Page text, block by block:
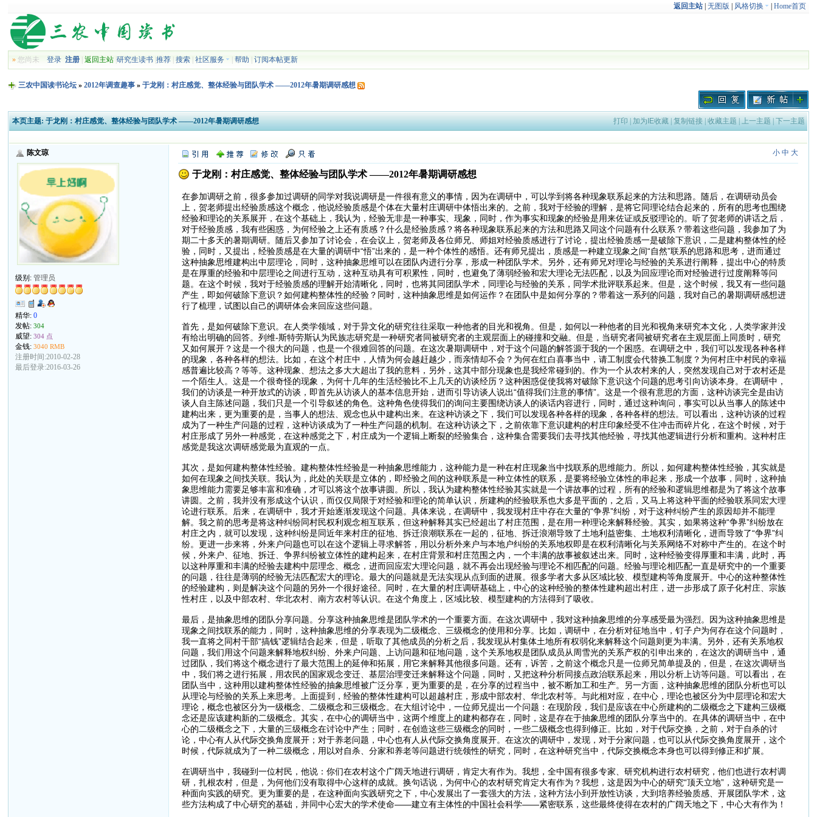
返回主站| 无图版 风格切换 Home首页
» 您尚未登录 注册 |返回主站 |研究生读书 |推荐 |搜索 |社区服务 |帮助 |订阅本帖更新
三农中国读书论坛 »2012年调查趣事 »于龙刚：村庄感觉、整体经验与团队学术 ——2012年暑期调研感想
本页主题: 于龙刚：村庄感觉、整体经验与团队学术 ——2012年暑期调研感想 打印 | 加为IE收藏| 复制链接| 收藏主题 | 上一主题 | 下一主题
陈文琼
级别:管理员
精华:0
发帖:304
威望:304 点
金钱:3040 RMB
注册时间:2010-02-28
最后登录:2016-03-26
小 中 大
于龙刚：村庄感觉、整体经验与团队学术 ——2012年暑期调研感想
在参加调研之前，很多参加过调研的同学对我说调研是一件很有意义的事情，因为在调研中，可以学到将各种现象联系起来的方法和思路。随后，在调研动员会
上，贺老师提出经验质感这个概念，他说经验质感是个体在大量村庄调研中体悟出来的。之前，我对于经验的理解，是将它同理论结合起来的，所有的思考也围绕
经验和理论的关系展开，在这个基础上，我认为，经验无非是一种事实、现象，同时，作为事实和现象的经验是用来佐证或反驳理论的。听了贺老师的讲话之后，
对于经验质感，我有些困惑，为何经验之上还有质感？什么是经验质感？将各种现象联系起来的方法和思路又同这个问题有什么联系？带着这些问题，我参加了为
期二十多天的暑期调研。随后又参加了讨论会，在会议上，贺老师及各位师兄、师姐对经验质感进行了讨论，提出经验质感一是破除下意识，二是建构整体性的经
验，同时，又提出，经验质感是在大量的调研中“悟”出来的，是一种个体性的感悟。还有师兄提出，质感是一种建立现象之间“自然”联系的思路和思考，进而通过
这种抽象思维建构出中层理论，同时，这种抽象思维可以在团队内进行分享，形成一种团队学术。另外，还有师兄对理论与经验的关系进行阐释，提出中心的特质
是在厚重的经验和中层理论之间进行互动，这种互动具有可积累性，同时，也避免了薄弱经验和宏大理论无法匹配，以及为回应理论而对经验进行过度阐释等问
题。在这个时候，我对于经验质感的理解开始清晰化，同时，也将其同团队学术，同理论与经验的关系，同学术批评联系起来。但是，这个时候，我又有一些问题
产生，即如何破除下意识？如何建构整体性的经验？同时，这种抽象思维是如何运作？在团队中是如何分享的？带着这一系列的问题，我对自己的暑期调研感想进
行了梳理，试图以自己的调研体会来回应这些问题。
首先，是如何破除下意识。在人类学领域，对于异文化的研究往往采取一种他者的目光和视角。但是，如何以一种他者的目光和视角来研究本文化，人类学家并没
有给出明确的回答。列维-斯特劳斯认为民族志研究是一种研究者同被研究者的主观层面上的碰撞和交融。但是，当研究者同被研究者在主观层面上同质时，研究
又如何展开？这是一个很大的问题，也是一个很难回答的问题。在这次暑期调研中，对于这个问题的解答源于我的一个困惑。在调研之中，我们可以发现各种各样
的现象，各种各样的想法。比如，在这个村庄中，人情为何会越赶越少，而亲情却不会？为何在红白喜事当中，请工制度会代替换工制度？为何村庄中村民的幸福
感普遍比较高？等等。这种现象、想法之多大大超出了我的意料，另外，这其中部分现象也是我经常碰到的。作为一个从农村来的人，突然发现自己对于农村还是
一个陌生人。这是一个很奇怪的现象，为何十几年的生活经验比不上几天的访谈经历？这种困惑促使我将对破除下意识这个问题的思考引向访谈本身。在调研中，
我们的访谈是一种开放式的访谈，即首先从访谈人的基本信息开始，进而引导访谈人说出“值得我们注意的事情”。这是一个很有意思的方面，这种访谈完全是由访
谈人自主陈述问题，我们只是一个引导叙述的角色。这种角色使得我们的询问主要围绕访谈人的谈话内容进行，同时，通过这种询问，事实可以从当事人的陈述中
建构出来，更为重要的是，当事人的想法、观念也从中建构出来。在这种访谈之下，我们可以发现各种各样的现象，各种各样的想法。可以看出，这种访谈的过程
成为了一种生产问题的过程，这种访谈成为了一种生产问题的机制。在这种访谈之下，之前依靠下意识建构的村庄印象经受不住冲击而碎片化，在这个时候，对于
村庄形成了另外一种感觉，在这种感觉之下，村庄成为一个逻辑上断裂的经验集合，这种集合需要我们去寻找其他经验，寻找其他逻辑进行分析和重构。这种村庄
感觉是我这次调研感觉最为直观的一点。
其次，是如何建构整体性经验。建构整体性经验是一种抽象思维能力，这种能力是一种在村庄现象当中找联系的思维能力。所以，如何建构整体性经验，其实就是
如何在现象之间找关联。我认为，此处的关联是立体的，即经验之间的这种联系是一种立体性的联系，是要将经验立体性的串起来，形成一个故事，同时，这种抽
象思维能力需要足够丰富和准确，才可以将这个故事讲圆。所以，我认为建构整体性经验其实就是一个讲故事的过程，所有的经验和逻辑思维都是为了将这个故事
讲圆。之前，我并没有形成这个认识，而仅仅局限于对经验和理论的简单认识，所建构的经验联系也大多是平面的，之后，又马上将这种平面的经验联系同宏大理
论进行联系。后来，在调研中，我才开始逐渐发现这个问题。具体来说，在调研中，我发现村庄中存在大量的“争界”纠纷，对于这种纠纷产生的原因却并不能理
解。我之前的思考是将这种纠纷同村民权利观念相互联系，但这种解释其实已经超出了村庄范围，是在用一种理论来解释经验。其实，如果将这种“争界”纠纷放在
村庄之内，就可以发现，这种纠纷是同近年来村庄的征地、拆迁浪潮联系在一起的，征地、拆迁浪潮导致了土地利益密集、土地权利清晰化，进而导致了“争界”纠
纷。更进一步来将，外来户问题也可以在这个逻辑上寻求解答，用以分析外来户与本地户纠纷的关系地权即是在权利清晰化与关系网络不对称中产生的。在这个时
候，外来户、征地、拆迁、争界纠纷被立体性的建构起来，在村庄背景和村庄范围之内，一个丰满的故事被叙述出来。同时，这种经验变得厚重和丰满，此时，再
以这种厚重和丰满的经验去建构中层理念、概念，进而回应宏大理论问题，就不再会出现经验与理论不相匹配的问题。经验与理论相匹配一直是研究中的一个重要
的问题，往往是薄弱的经验无法匹配宏大的理论。最大的问题就是无法实现从点到面的进展。很多学者大多从区域比较、模型建构等角度展开。中心的这种整体性
的经验建构，则是解决这个问题的另外一个很好途径。同时，在大量的村庄调研基础上，中心的这种经验的整体性建构超出村庄，进一步形成了原子化村庄、宗族
性村庄，以及中部农村、华北农村、南方农村等认识。在这个角度上，区域比较、模型建构的方法得到了吸收。
最后，是抽象思维的团队分享问题。分享这种抽象思维是团队学术的一个重要方面。在这次调研中，我对这种抽象思维的分享感受最为强烈。因为这种抽象思维是
现象之间找联系的能力，同时，这种抽象思维的分享表现为二级概念、三级概念的使用和分享。比如，调研中，在分析对征地当中，钉子户为何存在这个问题时，
我一直将之同村干部“搞钱”逻辑结合起来，但是，听取了其他成员的分析之后，我发现从村集体土地所有权弱化来解释这个问题则更为丰满。另外，还有关系地权
问题，我们用这个问题来解释地权纠纷、外来户问题、上访问题和征地问题，这个关系地权是团队成员从周雪光的关系产权的引申出来的，在这次的调研当中，通
过团队，我们将这个概念进行了最大范围上的延伸和拓展，用它来解释其他很多问题。还有，诉苦，之前这个概念只是一位师兄简单提及的，但是，在这次调研当
中，我们将之进行拓展，用农民的国家观念变迁、基层治理变迁来解释这个问题，同时，又把这种分析同接点政治联系起来，用以分析上访等问题。可以看出，在
团队当中，这种用以建构整体性经验的抽象思维被广泛分享，更为重要的是，在分享的过程当中，被不断加工和生产。另一方面，这种抽象思维的团队分析也可以
从理论与经验的关系上来思考。上面提到，经验的整体性建构可以超越村庄，形成中部农村、华北农村等。与此相对应，在中心，理论也被区分为中层理论和宏大
理论，概念也被区分为一级概念、二级概念和三级概念。在大组讨论中，一位师兄提出一个问题：在现阶段，我们是应该在中心所建构的二级概念之下建构三级概
念还是应该建构新的二级概念。其实，在中心的调研当中，这两个维度上的建构都存在，同时，这是存在于抽象思维的团队分享当中的。在具体的调研当中，在中
心的二级概念之下，大量的三级概念在讨论中产生；同时，在创造这些三级概念的同时，一些二级概念也得到修正。比如，对于代际交换，之前，对于自杀的讨
论，中心有人从代际交换角度展开；对于养老问题，中心也有人从代际交换角度展开。在这次的调研中，发现，对于分家问题，也可以从代际交换角度展开，这个
时候，代际就成为了一种二级概念，用以对自杀、分家和养老等问题进行统领性的研究，同时，在这种研究当中，代际交换概念本身也可以得到修正和扩展。
在调研当中，我碰到一位村民，他说：你们在农村这个广阔天地进行调研，肯定大有作为。我想，全中国有很多专家、研究机构进行农村研究，他们也进行农村调
研，扎根农村，但是，为何他们没有取得中心这样的成就。换句话说，为何中心的农村研究肯定大有作为？我想，这是因为中心的研究“顶天立地”，这种研究是一
种面向实践的研究。更为重要的是，在这种面向实践研究之下，中心发展出了一套强大的方法，这种方法小到开放性访谈，大到培养经验质感、开展团队学术，这
些方法构成了中心研究的基础，并同中心宏大的学术使命——建立有主体性的中国社会科学——紧密联系，这些最终使得在农村的广阔天地之下，中心大有作为！